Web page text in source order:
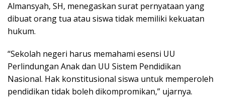
Almansyah, SH, menegaskan surat pernyataan yang
dibuat orang tua atau siswa tidak memiliki kekuatan
hukum.
“Sekolah negeri harus memahami esensi UU
Perlindungan Anak dan UU Sistem Pendidikan
Nasional. Hak konstitusional siswa untuk memperoleh
pendidikan tidak boleh dikompromikan,” ujarnya.